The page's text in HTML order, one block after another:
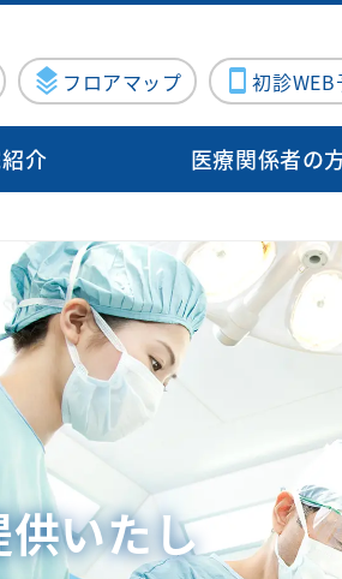
フロアマップ 初診WEB
会
のご案内
用について
ご案内
お見舞いについて
いメール
病院施設・設備
施設紹介
医療設備紹介
泌尿器科
産婦人科
出産のご案内（産
科）
耳鼻咽喉科
放射線科
診療サポート
臨床検査科
薬剤科
ME科
栄養科
臨床研究セン
介
病院指標
病院医療機能評価機構認定
院内ボランティア活動につ
医療関係者の
者向け）
ム
内
地域医
連携登
いたし